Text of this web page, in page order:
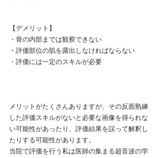
【デメリット】
・骨の内部までは観察できない
・評価部位の肌を露出しなければならない
​・評価には一定のスキルが必要
メリットがたくさんありますが、その反面熟練
した評価スキルがないと必要な画像を得られな
い可能性があったり、評価結果を誤って解釈し
たりする可能性があります。
当院で評価を行う私は医師の集まる超音波の学